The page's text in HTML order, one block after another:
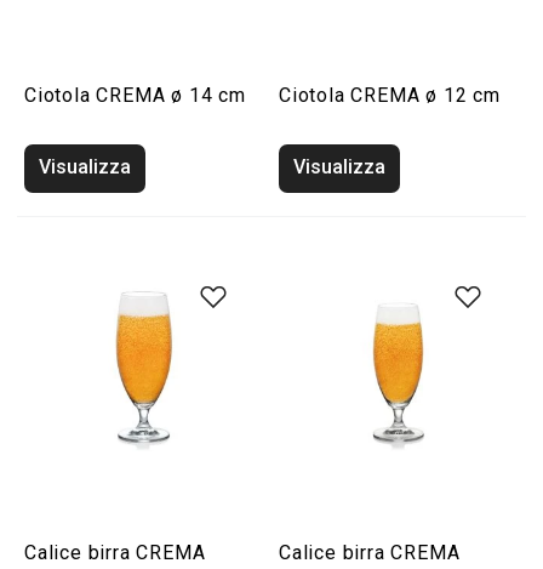
Ciotola CREMA ø 14 cm
Visualizza
Ciotola CREMA ø 12 cm
Visualizza
Calice birra CREMA
Calice birra CREMA